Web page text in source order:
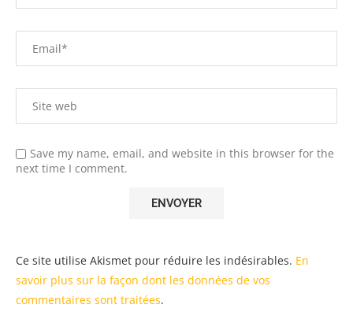
Save my name, email, and website in this browser for the
next time I comment.
Ce site utilise Akismet pour réduire les indésirables. En
savoir plus sur la façon dont les données de vos
commentaires sont traitées.